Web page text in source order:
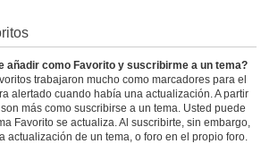
añadir como Favorito y suscribirme a un tema?
trabajaron mucho como marcadores para el
alertado cuando había una actualización. A partir
más como suscribirse a un tema. Usted puede
Favorito se actualiza. Al suscribirte, sin embargo,
actualización de un tema, o foro en el propio foro.